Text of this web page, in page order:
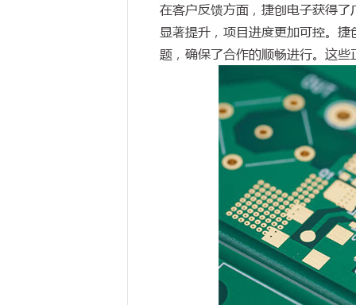
在客户反馈方面，捷创电子获得
显著提升，项目进度更加可控。
题，确保了合作的顺畅进行。这